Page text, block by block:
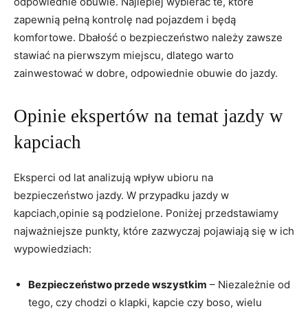
zapewnią pełną kontrolę nad pojazdem i będą
komfortowe. Dbałość o bezpieczeństwo należy zawsze
stawiać na pierwszym miejscu, dlatego warto
zainwestować w dobre, odpowiednie obuwie do jazdy.
Opinie ekspertów na temat jazdy w
kapciach
Eksperci od lat analizują wpływ ubioru na
bezpieczeństwo jazdy. W przypadku jazdy w
kapciach,opinie są podzielone. Poniżej przedstawiamy
najważniejsze punkty, które zazwyczaj pojawiają się w ich
wypowiedziach:
Bezpieczeństwo przede wszystkim – Niezależnie od
tego, czy chodzi o klapki, kapcie czy boso, wielu